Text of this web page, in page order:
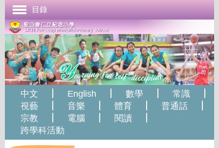
首頁
學校簡介
管理與組織
課程發展
成長支援
學生表現
校園生活
目錄
中文 English 數學
常識
視藝
音樂 體育
普通話
宗教
電腦
閱讀
跨學科活動